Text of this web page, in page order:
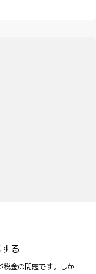
る
税金の問題です。しか